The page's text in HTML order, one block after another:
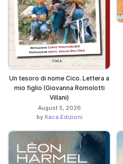
Un tesoro di nome Cico. Lettera a
mio figlio (Giovanna Romolotti
Villani)
August 5, 2026
by Itaca Edizioni